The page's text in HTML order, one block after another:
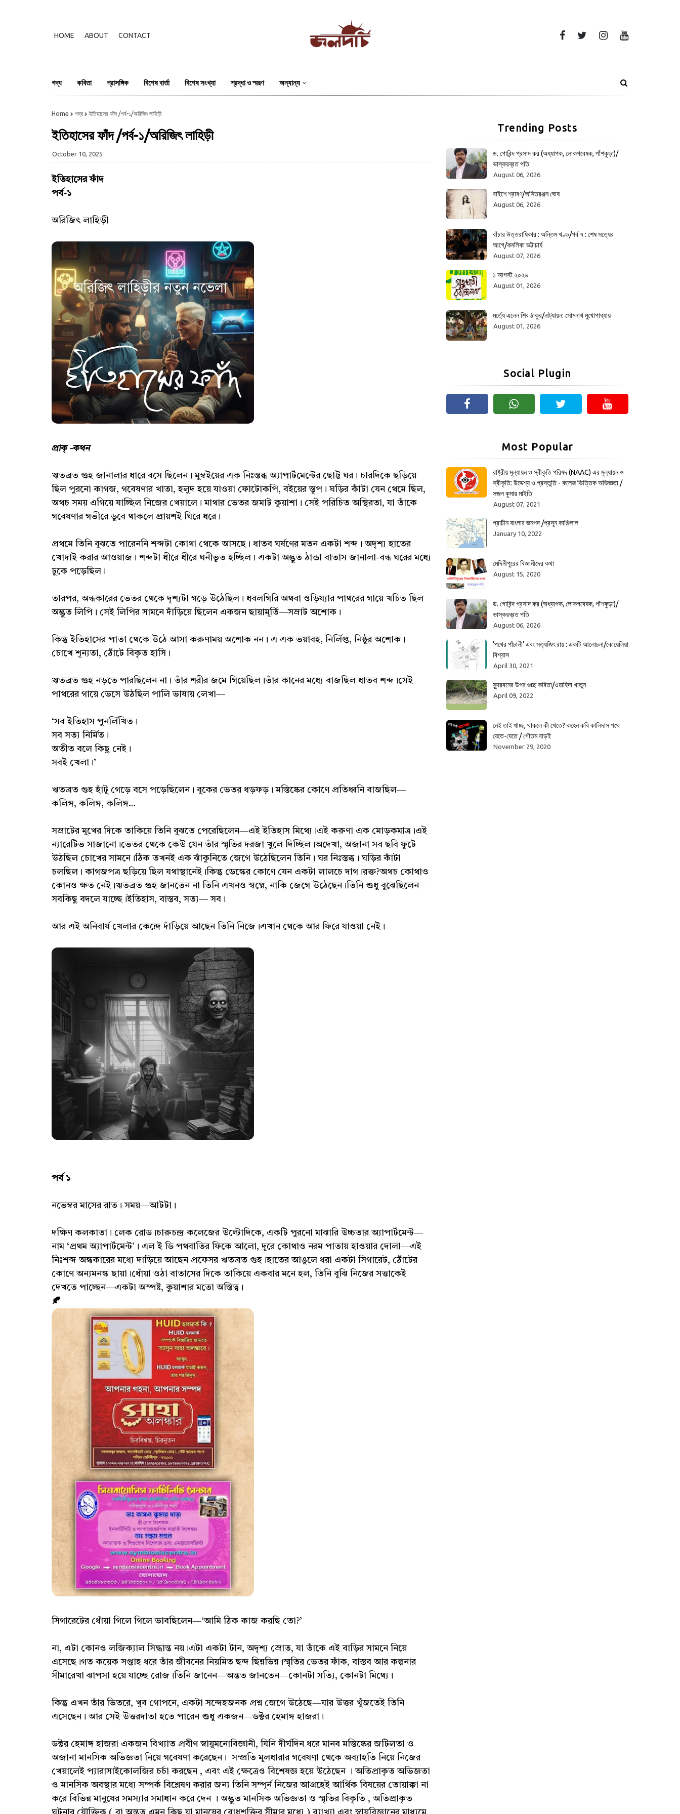
HOME ABOUT CONTACT
গদ্য কবিতা প্রাসঙ্গিক বিশেষ বার্তা বিশেষ সংখ্যা শ্রদ্ধা ও স্মরণ অন্যান্য
Home গদ্য ইতিহাসের ফাঁদ /পর্ব-১/অরিজিৎ লাহিড়ী
ইতিহাসের ফাঁদ /পর্ব-১/অরিজিৎ লাহিড়ী
October 10, 2025
ইতিহাসের ফাঁদ
পর্ব-১
অরিজিৎ লাহিড়ী
প্রাক্ -কথন
ঋতব্রত গুহ জানালার ধারে বসে ছিলেন। মুম্বইয়ের এক নিঃস্তব্ধ অ্যাপার্টমেন্টের ছোট্ট ঘর। চারদিকে ছড়িয়ে
ছিল পুরনো কাগজ, গবেষণার খাতা, হলুদ হয়ে যাওয়া ফোটোকপি, বইয়ের স্তূপ। ঘড়ির কাঁটা যেন থেমে ছিল,
অথচ সময় এগিয়ে যাচ্ছিল নিজের খেয়ালে। মাথার ভেতর জমাট কুয়াশা। সেই পরিচিত অস্থিরতা, যা তাঁকে
গবেষণার গভীরে ডুবে থাকলে প্রায়শই ঘিরে ধরে।
প্রথমে তিনি বুঝতে পারেননি শব্দটা কোথা থেকে আসছে। ধাতব ঘর্ষণের মতন একটা শব্দ। অদৃশ্য হাতের
খোদাই করার আওয়াজ। শব্দটা ধীরে ধীরে ঘনীভূত হচ্ছিল। একটা অদ্ভুত ঠান্ডা বাতাস জানালা-বন্ধ ঘরের মধ্যে
ঢুকে পড়েছিল।
তারপর, অন্ধকারের ভেতর থেকে দৃশ্যটা গড়ে উঠেছিল। ধবলগিরি অথবা ওড়িষ্যার পাথরের গায়ে খচিত ছিল
অদ্ভুত লিপি। সেই লিপির সামনে দাঁড়িয়ে ছিলেন একজন ছায়ামূর্তি—সম্রাট অশোক।
কিন্তু ইতিহাসের পাতা থেকে উঠে আসা করুণাময় অশোক নন। এ এক ভয়াবহ, নির্লিপ্ত, নিষ্ঠুর অশোক।
চোখে শূন্যতা, ঠোঁটে বিকৃত হাসি।
ঋতব্রত গুহ নড়তে পারছিলেন না। তাঁর শরীর জমে গিয়েছিল।তাঁর কানের মধ্যে বাজছিল ধাতব শব্দ।সেই
পাথরের গায়ে ভেসে উঠছিল পালি ভাষায় লেখা—
‘সব ইতিহাস পুনর্লিখিত।
সব সত্য নির্মিত।
অতীত বলে কিছু নেই।
সবই খেলা।’
ঋতব্রত গুহ হাঁটু গেড়ে বসে পড়েছিলেন। বুকের ভেতর ধড়ফড়। মস্তিষ্কের কোণে প্রতিধ্বনি বাজছিল—
কলিঙ্গ, কলিঙ্গ, কলিঙ্গ…
সম্রাটের মুখের দিকে তাকিয়ে তিনি বুঝতে পেরেছিলেন—এই ইতিহাস মিথ্যে।এই করুণা এক মোড়কমাত্র।এই
ন্যারেটিভ সাজানো।ভেতর থেকে কেউ যেন তাঁর স্মৃতির দরজা খুলে দিচ্ছিল।অদেখা, অজানা সব ছবি ফুটে
উঠছিল চোখের সামনে।ঠিক তখনই এক ঝাঁকুনিতে জেগে উঠেছিলেন তিনি। ঘর নিঃস্তব্ধ। ঘড়ির কাঁটা
চলছিল। কাগজপত্র ছড়িয়ে ছিল যথাস্থানেই।কিন্তু ডেস্কের কোণে যেন একটা লালচে দাগ।রক্ত?অথচ কোথাও
কোনও ক্ষত নেই।ঋতব্রত গুহ জানতেন না তিনি এখনও স্বপ্নে, নাকি জেগে উঠেছেন।তিনি শুধু বুঝেছিলেন—
সবকিছু বদলে যাচ্ছে।ইতিহাস, বাস্তব, সত্য— সব।
আর এই অনিবার্য খেলার কেন্দ্রে দাঁড়িয়ে আছেন তিনি নিজে।এখান থেকে আর ফিরে যাওয়া নেই।
পর্ব ১
নভেম্বর মাসের রাত। সময়—আটটা।
দক্ষিণ কলকাতা। লেক রোড।চারুচন্দ্র কলেজের উল্টোদিকে, একটি পুরনো মাঝারি উচ্চতার অ্যাপার্টমেন্ট—
নাম ‘প্রথম অ্যাপার্টমেন্ট’। এল ই ডি পথবাতির ফিকে আলো, দূরে কোথাও নরম পাতায় হাওয়ার দোলা—এই
নিঃশব্দ অন্ধকারের মধ্যে দাড়িয়ে আছেন প্রফেসর ঋতব্রত গুহ।হাতের আঙুলে ধরা একটা সিগারেট, ঠোঁটের
কোণে অন্যমনস্ক ছায়া।ধোঁয়া ওঠা বাতাসের দিকে তাকিয়ে একবার মনে হল, তিনি বুঝি নিজের সত্তাকেই
দেখতে পাচ্ছেন—একটা অস্পষ্ট, কুয়াশার মতো অস্তিত্ব।
🍂
সিগারেটের ধোঁয়া গিলে গিলে ভাবছিলেন—‘আমি ঠিক কাজ করছি তো?’
না, এটা কোনও লজিক্যাল সিদ্ধান্ত নয়।এটা একটা টান, অদৃশ্য স্রোত, যা তাঁকে এই বাড়ির সামনে নিয়ে
এসেছে।গত কয়েক সপ্তাহ ধরে তাঁর জীবনের নিয়মিত ছন্দ ছিন্নভিন্ন।স্মৃতির ভেতর ফাঁক, বাস্তব আর কল্পনার
সীমারেখা ঝাপসা হয়ে যাচ্ছে রোজ।তিনি জানেন—অন্তত জানতেন—কোনটা সত্যি, কোনটা মিথ্যে।
কিন্তু এখন তাঁর ভিতরে, খুব গোপনে, একটা সন্দেহজনক প্রশ্ন জেগে উঠেছে—যার উত্তর খুঁজতেই তিনি
এসেছেন। আর সেই উত্তরদাতা হতে পারেন শুধু একজন—ডক্টর হেমাঙ্গ হাজরা।
ডক্টর হেমাঙ্গ হাজরা একজন বিখ্যাত প্রবীণ স্নায়ুমনোবিজ্ঞানী, যিনি দীর্ঘদিন ধরে মানব মস্তিষ্কের জটিলতা ও
অজানা মানসিক অভিজ্ঞতা নিয়ে গবেষণা করেছেন। সম্প্রতি মূলধারার গবেষণা থেকে অব্যাহতি নিয়ে নিজের
খেয়ালেই প্যারাসাইকোলজির চর্চা করছেন , এবং এই ক্ষেত্রেও বিশেষজ্ঞ হয়ে উঠেছেন । অতিপ্রাকৃত অভিজ্ঞতা
ও মানসিক অবস্থার মধ্যে সম্পর্ক বিশ্লেষণ করার জন্য তিনি সম্পূর্ন নিজের আগ্রহেই আর্থিক বিষয়ের তোয়াক্কা না
করে বিভিন্ন মানুষের সমস্যার সমাধান করে দেন । অদ্ভুত মানসিক অভিজ্ঞতা ও স্মৃতির বিকৃতি , অতিপ্রাকৃত
Trending Posts
ড. গোবিন্দ প্রসাদ কর (অধ্যাপক, লোকগবেষক, পাঁশকুড়া)/
ভাস্করব্রত পতি
August 06, 2026
বাইশে শ্রাবণ/অসিতরঞ্জন ঘোষ
August 06, 2026
বাঁচার উত্তরাধিকার : অন্তিম খণ্ড/পর্ব ৭ : শেষ সত্যের
আগে/কমলিকা ভট্টাচার্য
August 07, 2026
১ আগস্ট ২০২৬
August 01, 2026
মর্ত্যে এলেন শিব ঠাকুর/নাট্যায়ন: সোমনাথ মুখোপাধ্যায়
August 01, 2026
Social Plugin
Most Popular
রাষ্ট্রীয় মূল্যায়ন ও স্বীকৃতি পরিষদ (NAAC) এর মূল্যায়ন ও
স্বীকৃতি: উদ্দেশ্য ও প্রস্তুতি - কলেজ ভিত্তিক অভিজ্ঞতা /
সজল কুমার মাইতি
August 07, 2021
প্রাচীন বাংলার জনপদ /প্রসূন কাঞ্জিলাল
January 10, 2022
মেদিনীপুরের বিজ্ঞানীদের কথা
August 15, 2020
ড. গোবিন্দ প্রসাদ কর (অধ্যাপক, লোকগবেষক, পাঁশকুড়া)/
ভাস্করব্রত পতি
August 06, 2026
‘পথের পাঁচালী’ এবং সত্যজিৎ রায় : একটি আলোচনা/কোয়েলিয়া
বিশ্বাস
April 30, 2021
সুন্দরবনের উপর গুচ্ছ কবিতা/ওয়াহিদা খাতুন
April 09, 2022
নেই তাই খাচ্ছ, থাকলে কী খেতে? কহেন কবি কালিদাস পথে
যেতে-যেতে / গৌতম বাড়ই
November 29, 2020